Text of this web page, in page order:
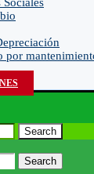
por
Search
Search